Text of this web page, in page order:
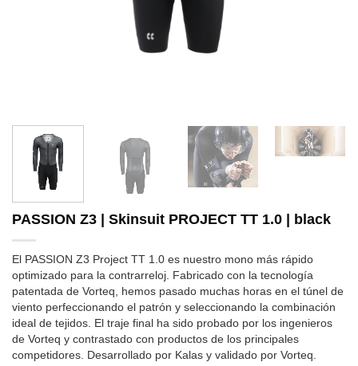
PASSION Z3 | Skinsuit PROJECT TT 1.0 | black
El PASSION Z3 Project TT 1.0 es nuestro mono más rápido
optimizado para la contrarreloj. Fabricado con la tecnología
patentada de Vorteq, hemos pasado muchas horas en el túnel de
viento perfeccionando el patrón y seleccionando la combinación
ideal de tejidos. El traje final ha sido probado por los ingenieros
de Vorteq y contrastado con productos de los principales
competidores. Desarrollado por Kalas y validado por Vorteq.